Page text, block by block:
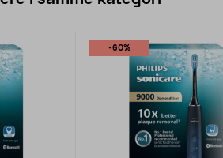
-60%